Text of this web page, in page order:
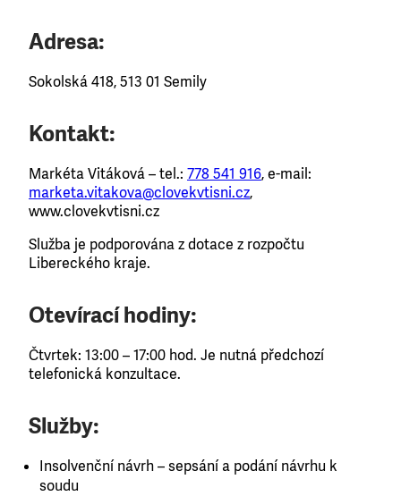
Adresa:
Sokolská 418, 513 01 Semily
Kontakt:
Markéta Vitáková – tel.: 778 541 916, e-mail:
marketa.vitakova@clovekvtisni.cz,
www.clovekvtisni.cz
Služba je podporována z dotace z rozpočtu
Libereckého kraje.
Otevírací hodiny:
Čtvrtek: 13:00 – 17:00 hod. Je nutná předchozí
telefonická konzultace.
Služby:
Insolvenční návrh – sepsání a podání návrhu k
soudu